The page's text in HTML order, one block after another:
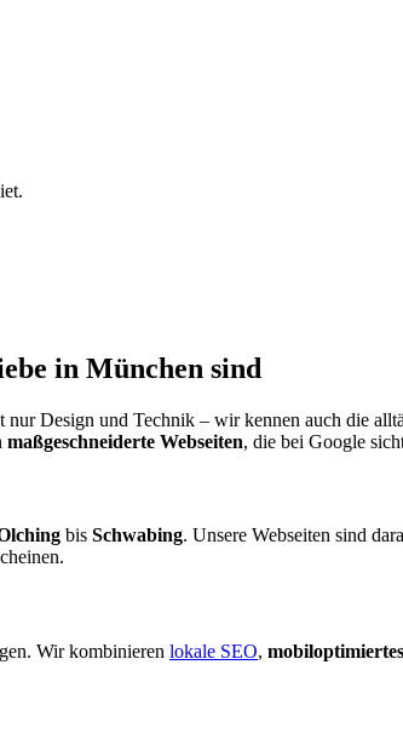
in München sind
nur Design und Technik – wir kennen auch die
maßgeschneiderte Webseiten, die bei Google
bis Schwabing. Unsere Webseiten sind
Wir kombinieren lokale SEO,